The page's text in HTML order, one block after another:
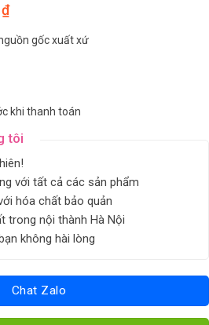
₫
gốc xuất xứ
khi thanh toán
tôi
với tất cả các sản phẩm
hóa chất bảo quản
trong nội thành Hà Nội
không hài lòng
Chat Zalo